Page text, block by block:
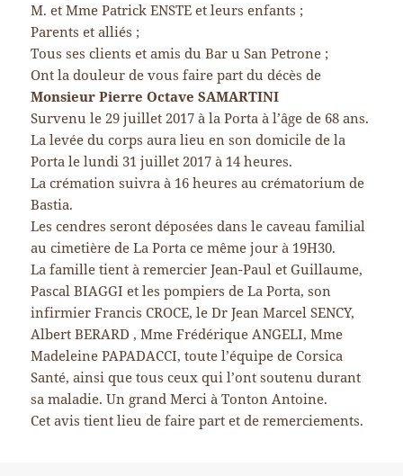
M. et Mme Patrick ENSTE et leurs enfants ;
Parents et alliés ;
Tous ses clients et amis du Bar u San Petrone ;
Ont la douleur de vous faire part du décès de
Monsieur Pierre Octave SAMARTINI
Survenu le 29 juillet 2017 à la Porta à l’âge de 68 ans.
La levée du corps aura lieu en son domicile de la
Porta le lundi 31 juillet 2017 à 14 heures.
La crémation suivra à 16 heures au crématorium de
Bastia.
Les cendres seront déposées dans le caveau familial
au cimetière de La Porta ce même jour à 19H30.
La famille tient à remercier Jean-Paul et Guillaume,
Pascal BIAGGI et les pompiers de La Porta, son
infirmier Francis CROCE, le Dr Jean Marcel SENCY,
Albert BERARD , Mme Frédérique ANGELI, Mme
Madeleine PAPADACCI, toute l’équipe de Corsica
Santé, ainsi que tous ceux qui l’ont soutenu durant
sa maladie. Un grand Merci à Tonton Antoine.
Cet avis tient lieu de faire part et de remerciements.